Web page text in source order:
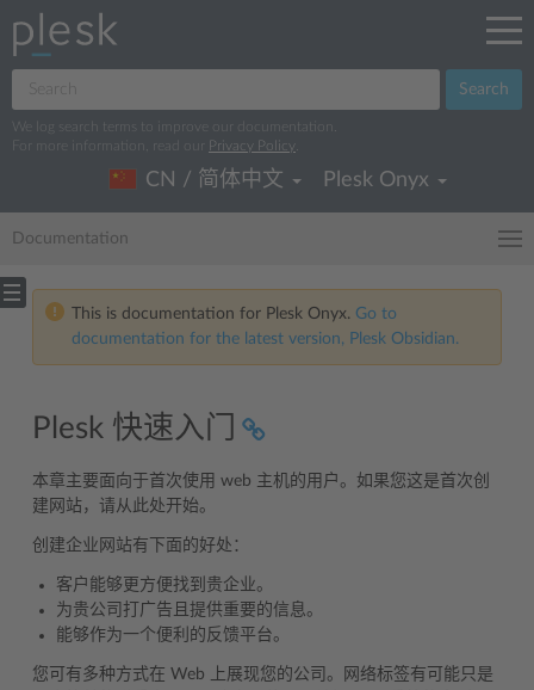
Search
We log search terms to improve our documentation.
For more information, read our
Privacy Policy
CN / 简体中文 Plesk Onyx
Documentation
This is documentation for Plesk Onyx. Go to
documentation for the latest version, Plesk Obsidian.
Plesk 快速入门
本章主要面向于首次使用 web 主机的用户。如果您这是首次创
建网站，请从此处开始。
创建企业网站有下面的好处：
客户能够更方便找到贵企业。
为贵公司打广告且提供重要的信息。
能够作为一个便利的反馈平台。
您可有多种方式在 Web 上展现您的公司。网络标签有可能只是